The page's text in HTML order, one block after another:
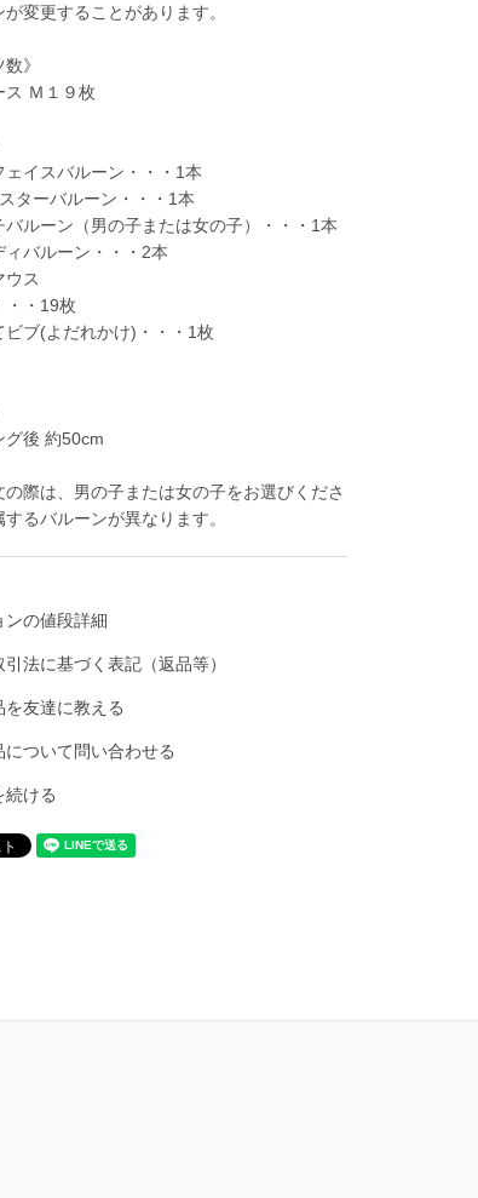
変更することがあります。
》
ス Ｍ１９枚
ェイスバルーン・・・1本
ターバルーン・・・1本
バルーン（男の子または女の子）・・・1本
ィバルーン・・・2本
ウス
・・19枚
ビブ(よだれかけ)・・・1枚
グ後 約50cm
際は、男の子または女の子をお選びくださ
するバルーンが異なります。
ンの値段詳細
法に基づく表記（返品等）
を友達に教える
について問い合わせる
続ける